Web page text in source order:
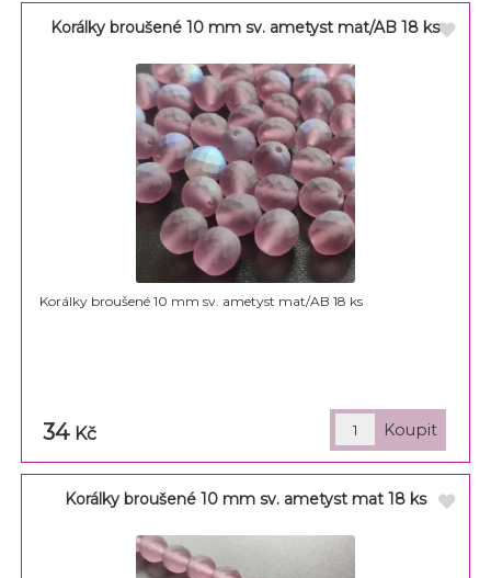
Korálky broušené 10 mm sv. ametyst mat/AB 18 ks
Korálky broušené 10 mm sv. ametyst mat/AB 18 ks
34 Kč
Korálky broušené 10 mm sv. ametyst mat 18 ks